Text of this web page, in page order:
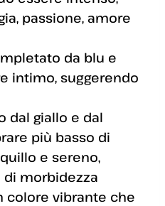
passione, amore
da blu e
intimo, suggerendo
dal giallo e dal
più basso di
e sereno,
di morbidezza
colore vibrante che